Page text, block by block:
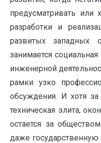
предусматривать
разработки и
развитых западных
занимается
инженерной
рамки узко
обсуждения. И хотя за
техническая элита,
остается за
даже государственную